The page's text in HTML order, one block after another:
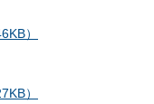
）
）